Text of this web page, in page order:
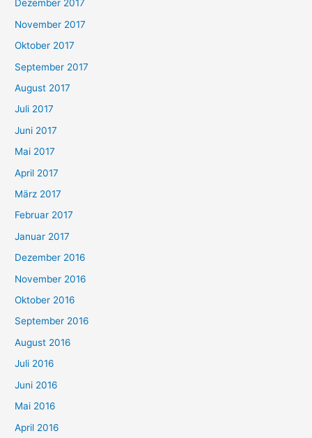
Dezember 2017
November 2017
Oktober 2017
September 2017
August 2017
Juli 2017
Juni 2017
Mai 2017
April 2017
März 2017
Februar 2017
Januar 2017
Dezember 2016
November 2016
Oktober 2016
September 2016
August 2016
Juli 2016
Juni 2016
Mai 2016
April 2016